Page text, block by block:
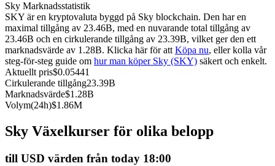
Kopiera Trading
Sky Marknadsstatistik
SKY är en kryptovaluta byggd på Sky blockchain. Den har en
maximal tillgång av 23.46B, med en nuvarande total tillgång av
23.46B och en cirkulerande tillgång av 23.39B, vilket ger den ett
marknadsvärde av 1.28B. Klicka här för att Köpa nu, eller kolla vår
steg-för-steg guide om hur man köper Sky (SKY) säkert och enkelt.
Aktuellt pris$0.05441
Cirkulerande tillgång23.39B
Marknadsvärde$1.28B
Volym(24h)$1.86M
Sky Växelkurser för olika belopp
till USD värden från today 18:00